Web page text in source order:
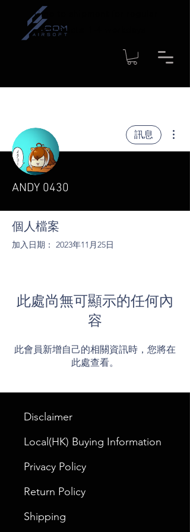
Time to shipment for regular
products: 1-4 workdays
訊息
ANDY 0430
個人檔案
加入日期： 2023年11月25日
此處尚無可顯示的任何內
容
此會員新增自己的相關資訊時，您將在
此處查看。
Disclaimer
Local(HK) Buying Information
Privacy Policy
Return Policy
Shipping